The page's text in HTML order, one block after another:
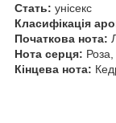
Стать: унісекс
Класифікація
Початкова нота:
Нота серця:
Кінцева нота: